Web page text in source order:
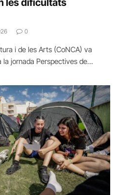
0
i de les Arts (CoNCA) va
la jornada Perspectives de…